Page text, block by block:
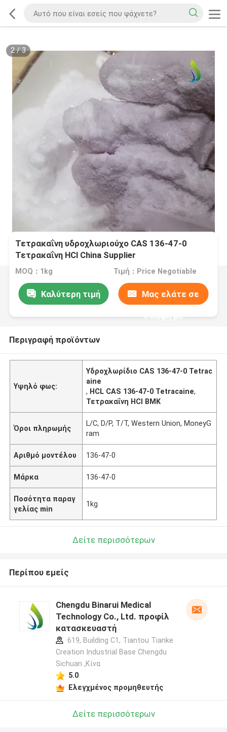
2/3
Τετρακαΐνη υδροχλωριούχο CAS 136-47-0
Τετρακαΐνη HCl China Supplier
MOQ：1kg Τιμή：Price Negotiable
Καλύτερη τιμή Μας ελάτε σε
επαφή με
Περιγραφή προϊόντων
Υψηλό φως:
Υδροχλωρίδιο CAS 136-47-0 Tetrac
aine
, HCL CAS 136-47-0 Tetracaine,
Τετρακαΐνη HCl BMK
Όροι πληρωμής
L/C, D/P, T/T, Western Union, MoneyG
ram
Αριθμό μοντέλου 136-47-0
Μάρκα 136-47-0
Ποσότητα παραγ
γελίας min
1kg
Δείτε περισσότερων
Περίπου εμείς
Chengdu Binarui Medical
Technology Co., Ltd. προφίλ
κατασκευαστή
619, Building C1, Tiantou Tianke
Creation Industrial Base Chengdu
Sichuan ,Κίνα
5.0
Ελεγχμένος προμηθευτής
Δείτε περισσότερων